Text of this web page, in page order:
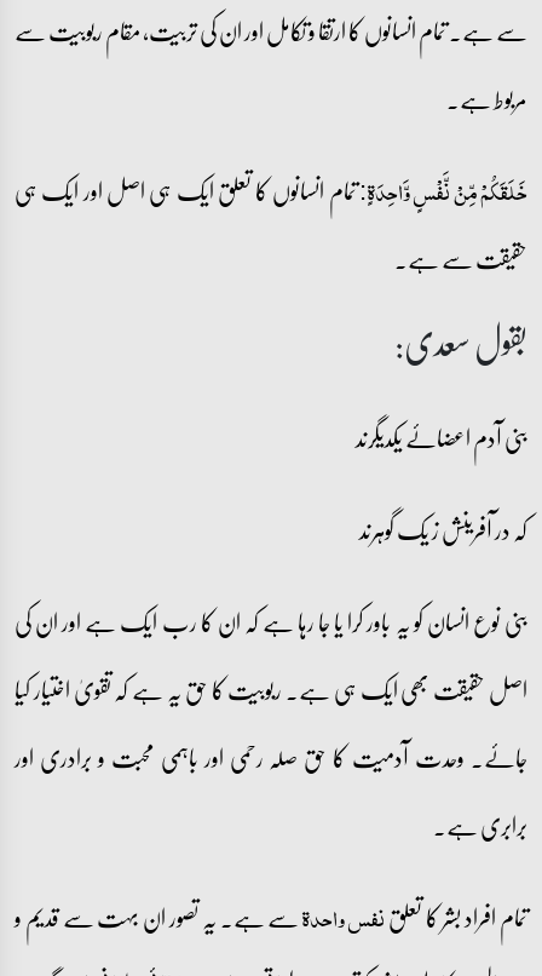
سے ہے۔ تمام انسانوں کا ارتقا و تکامل اور ان کی تربیت، مقام ربوبیت سے
مربوط ہے۔
خَلَقَکُمۡ مِّنۡ نَّفۡسٍ وَّاحِدَۃٍ:تمام انسانوں کا تعلق ایک ہی اصل اور ایک ہی
حقیقت سے ہے۔
بقول سعدی:
بنی آدم اعضائے یکدیگرند
کہ در آفرینش ز یک گوہرند
بنی نوع انسان کو یہ باور کرا یا جا رہا ہے کہ ان کا رب ایک ہے اور ان کی
اصل حقیقت بھی ایک ہی ہے۔ ربوبیت کا حق یہ ہے کہ تقویٰ اختیار کیا
جائے۔ وحدت آدمیت کا حق صلہ رحمی اور باہمی محبت و برادری اور
برابری ہے۔
تمام افراد بشر کا تعلقنفس واحدۃسے ہے۔ یہ تصور ان بہت سے قدیم و